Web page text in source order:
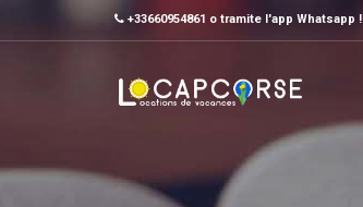
+33660954861 o tramite l'app Whatsapp !